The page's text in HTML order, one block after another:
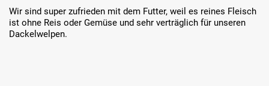
Wir sind super zufrieden mit dem Futter, weil es reines Fleisch
ist ohne Reis oder Gemüse und sehr verträglich für unseren
Dackelwelpen.